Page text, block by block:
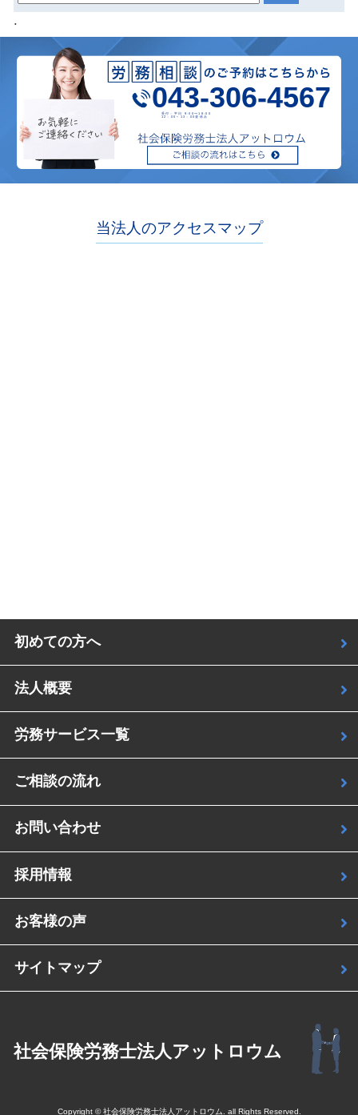
.
043-306-4567
受付：平日 9:00〜18:00
12：00～13：00昼休み
当法人のアクセスマップ
初めての方へ
法人概要
労務サービス一覧
ご相談の流れ
お問い合わせ
採用情報
お客様の声
サイトマップ
社会保険労務士法人アットロウム
Copyright © 社会保険労務士法人アットロウム. all Rights Reserved.